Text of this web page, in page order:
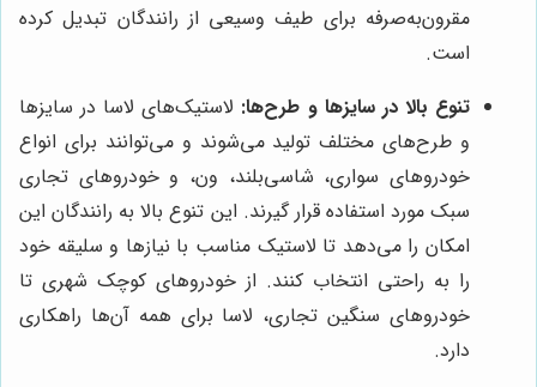
مقرون‌به‌صرفه برای طیف وسیعی از رانندگان تبدیل کرده
است.
تنوع بالا در سایزها و طرح‌ها: لاستیک‌های لاسا در سایزها
و طرح‌های مختلف تولید می‌شوند و می‌توانند برای انواع
خودروهای سواری، شاسی‌بلند، ون، و خودروهای تجاری
سبک مورد استفاده قرار گیرند. این تنوع بالا به رانندگان این
امکان را می‌دهد تا لاستیک مناسب با نیازها و سلیقه خود
را به راحتی انتخاب کنند. از خودروهای کوچک شهری تا
خودروهای سنگین تجاری، لاسا برای همه آن‌ها راهکاری
دارد.